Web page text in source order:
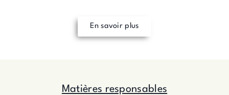
En savoir plus
Matières responsables